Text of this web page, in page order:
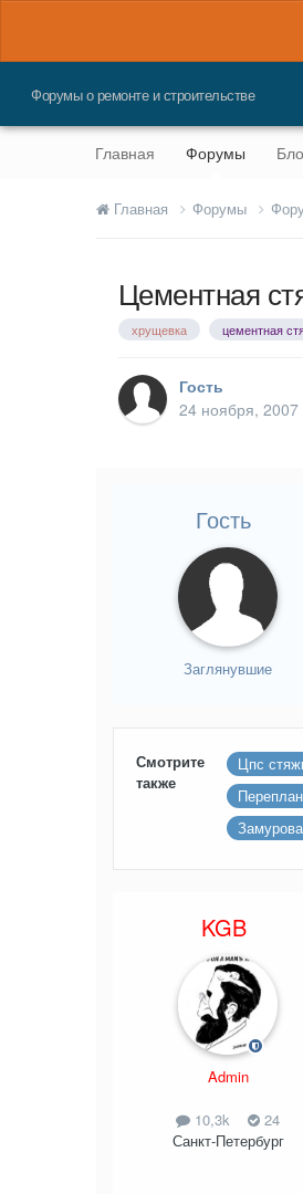
Форумы о ремонте и строительстве
Главная Форумы
Главная Форумы
Цементная
хрущевка цементная
Гость
24 ноября, 2007
Гость
Заглянувшие
Смотрите
также
Цпс
KGB
Admin
10,3k
24
Санкт-Петербург